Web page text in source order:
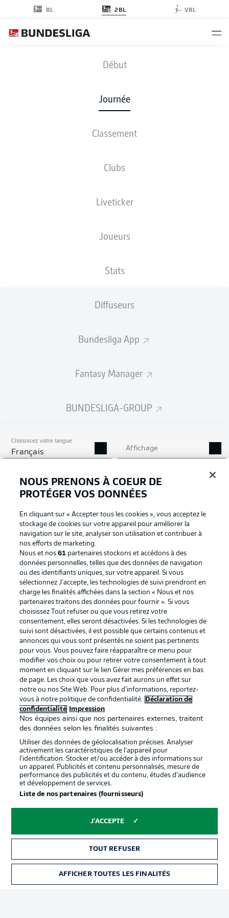
BL 2BL VBL
Début
Journée
Classement
Clubs
Liveticker
Joueurs
Stats
Diffuseurs
Bundesliga App
Fantasy Manager
BUNDESLIGA-GROUP
Choisissez votre langue
Français Affichage
Connexion
SGF - KSC
COMPOSITIONS STATISTIQUES
Les compositions seront annoncées
Football as it's meant to be
BUNDESLIGA APP
Proposé par
services
Mentions Légales Gérer mes préférences
NOUS PRENONS À COEUR DE
PROTÉGER VOS DONNÉES
En cliquant sur « Accepter tous les cookies », vous acceptez le
stockage de cookies sur votre appareil pour améliorer la
navigation sur le site, analyser son utilisation et contribuer à
nos efforts de marketing.
Nous et nos61 partenaires stockons et accédons à des
données personnelles, telles que des données de navigation
ou des identifiants uniques, sur votre appareil. Si vous
sélectionnez J'accepte, les technologies de suivi prendront en
charge les finalités affichées dans la section « Nous et nos
partenaires traitons des données pour fournir ». Si vous
choisissez Tout refuser ou que vous retirez votre
consentement, elles seront désactivées. Si les technologies de
suivi sont désactivées, il est possible que certains contenus et
annonces qui vous sont présentés ne soient pas pertinents
pour vous. Vous pouvez faire réapparaître ce menu pour
modifier vos choix ou pour retirer votre consentement à tout
moment en cliquant sur le lien Gérer mes préférences en bas
de page. Les choix que vous avez fait aurons un effet sur
notre ou nos Site Web. Pour plus d’informations, reportez-
vous à notre politique de confidentialité.
Déclaration de
confidentialité
Impression
Nos équipes ainsi que nos partenaires externes, traitent
des données selon les finalités suivantes :
Utiliser des données de géolocalisation précises. Analyser
activement les caractéristiques de l’appareil pour
l’identification. Stocker et/ou accéder à des informations sur
un appareil. Publicités et contenu personnalisés, mesure de
performance des publicités et du contenu, études d’audience
et développement de services.
Liste de nos partenaires (fournisseurs)
J'ACCEPTE
TOUT REFUSER
AFFICHER TOUTES LES FINALITÉS